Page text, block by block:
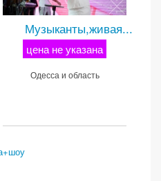
Музыканты,живая...
цена не указана
Одесса и область